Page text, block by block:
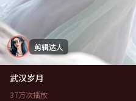
剪辑达人
武汉岁月
37万次播放